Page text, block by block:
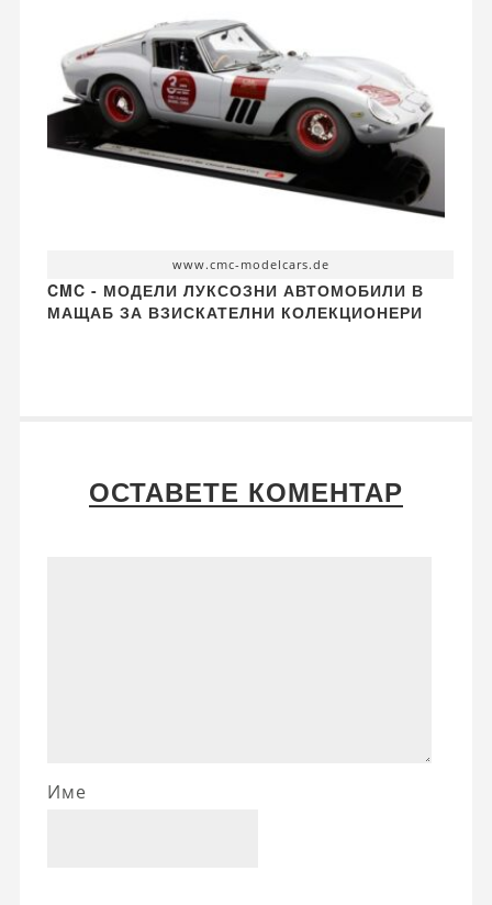
www.cmc-modelcars.de
CMC - МОДЕЛИ ЛУКСОЗНИ АВТОМОБИЛИ В
МАЩАБ ЗА ВЗИСКАТЕЛНИ КОЛЕКЦИОНЕРИ
ОСТАВЕТЕ КОМЕНТАР
Име